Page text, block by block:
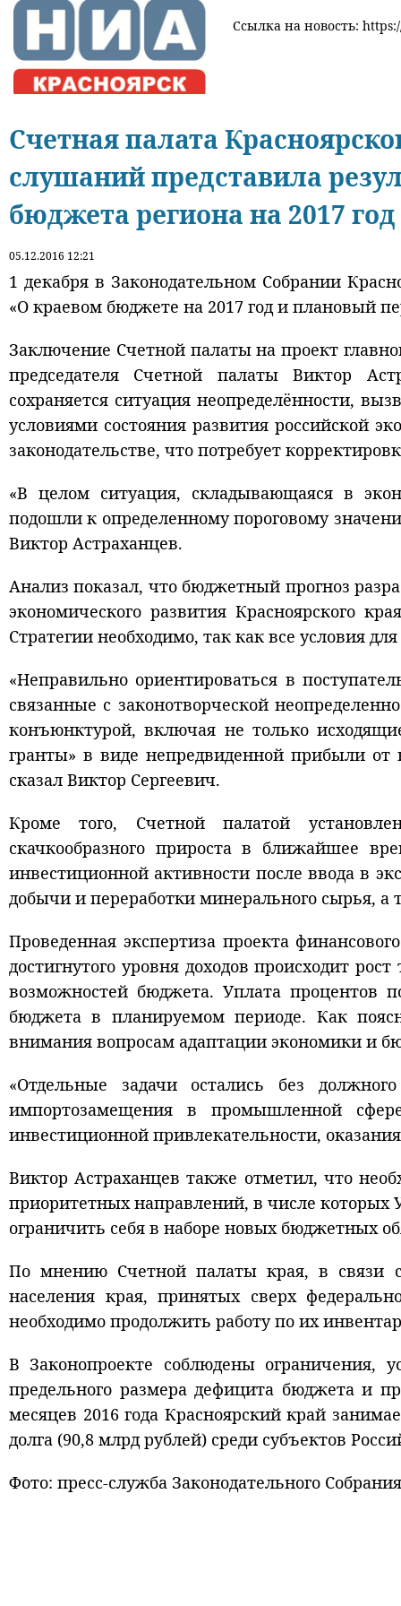
Ссылка на новость:
Счетная палата
слушаний представила
бюджета региона на 2017 год
05.12.2016 12:21
1 декабря в Законодательном Собрании
«О краевом бюджете на 2017 год и плановый
Заключение Счетной палаты на проект
председателя Счетной палаты Виктор
сохраняется ситуация неопределённости,
условиями состояния развития российской
законодательстве, что потребует
«В целом ситуация, складывающаяся в
подошли к определенному пороговому
Виктор Астраханцев.
Анализ показал, что бюджетный прогноз
экономического развития Красноярского
Стратегии необходимо, так как все условия
«Неправильно ориентироваться в
связанные с законотворческой
конъюнктурой, включая не только
гранты» в виде непредвиденной прибыли от
сказал Виктор Сергеевич.
Кроме того, Счетной палатой
скачкообразного прироста в ближайшее
инвестиционной активности после ввода в
добычи и переработки минерального сырья,
Проведенная экспертиза проекта
достигнутого уровня доходов происходит
возможностей бюджета. Уплата процентов
бюджета в планируемом периоде. Как
внимания вопросам адаптации экономики и
«Отдельные задачи остались без
импортозамещения в промышленной
инвестиционной привлекательности,
Виктор Астраханцев также отметил, что
приоритетных направлений, в числе которых
ограничить себя в наборе новых бюджетных
По мнению Счетной палаты края, в связи
населения края, принятых сверх
необходимо продолжить работу по их
В Законопроекте соблюдены ограничения,
предельного размера дефицита бюджета и
месяцев 2016 года Красноярский край
долга (90,8 млрд рублей) среди субъектов
Фото: пресс-служба Законодательного